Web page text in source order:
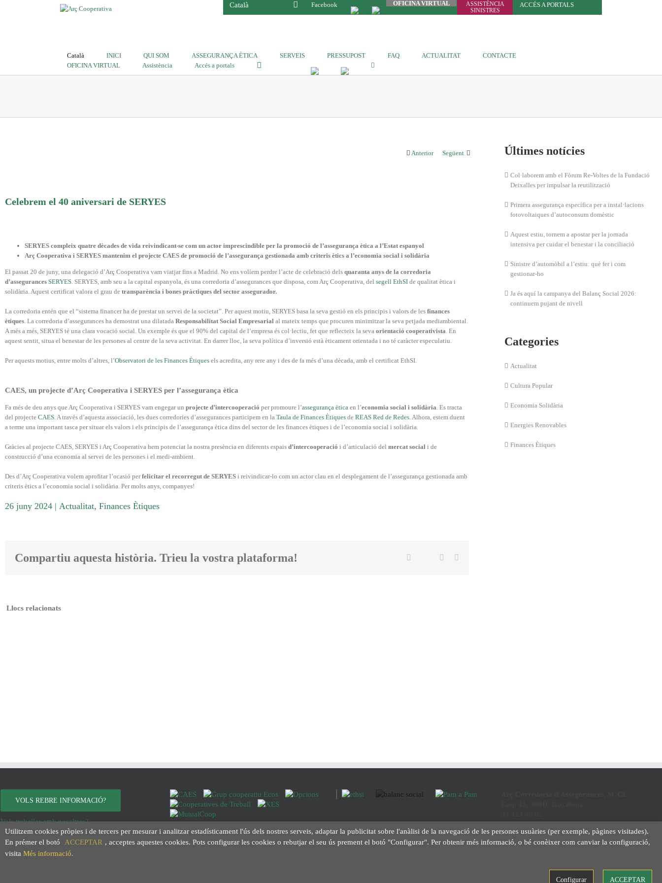
Català Facebook OFICINA VIRTUAL
ASSISTÈNCIA
SINISTRES
ACCÉS A PORTALS
Català INICI QUI SOM ASSEGURANÇA ÈTICA SERVEIS PRESSUPOST FAQ ACTUALITAT
CONTACTE
OFICINA VIRTUAL
Assistència Accés a portals
Anterior Següent
Celebrem el 40 aniversari de SERYES
SERYES compleix quatre dècades de vida reivindicant-se com un actor imprescindible per la promoció de l’assegurança ètica a l’Estat espanyol
Arç Cooperativa i SERYES mantenim el projecte CAES de promoció de l’assegurança gestionada amb criteris ètics a l’economia social i solidària
El passat 20 de juny, una delegació d’Arç Cooperativa vam viatjar fins a Madrid. No ens volíem perdre l’acte de celebració dels quaranta anys de la corredoria
d’assegurances SERYES. SERYES, amb seu a la capital espanyola, és una corredoria d’assegurances que disposa, com Arç Cooperativa, del segell EthSI de qualitat ètica i
solidària. Aquest certificat valora el grau de transparència i bones pràctiques del sector assegurador.
La corredoria entén que el “sistema financer ha de prestar un servei de la societat”. Per aquest motiu, SERYES basa la seva gestió en els principis i valors de les finances
ètiques. La corredoria d’assegurances ha demostrat una dilatada Responsabilitat Social Empresarial al mateix temps que procuren minimitzar la seva petjada mediambiental.
A més a més, SERYES té una clara vocació social. Un exemple és que el 90% del capital de l’empresa és col·lectiu, fet que reflecteix la seva orientació cooperativista. En
aquest sentit, situa el benestar de les persones al centre de la seva activitat. En darrer lloc, la seva política d’inversió està èticament orientada i no té caràcter especulatiu.
Per aquests motius, entre molts d’altres, l’Observatori de les Finances Ètiques els acredita, any rere any i des de fa més d’una dècada, amb el certificat EthSI.
CAES, un projecte d’Arç Cooperativa i SERYES per l’assegurança ètica
Fa més de deu anys que Arç Cooperativa i SERYES vam engegar un projecte d’intercooperació per promoure l’assegurança ètica en l’economia social i solidària. Es tracta
del projecte CAES. A través d’aquesta associació, les dues corredories d’assegurances participem en la Taula de Finances Ètiques de REAS Red de Redes. Alhora, estem duent
a terme una important tasca per situar els valors i els principis de l’assegurança ètica dins del sector de les finances ètiques i de l’economia social i solidària.
Gràcies al projecte CAES, SERYES i Arç Cooperativa hem potenciat la nostra presència en diferents espais d’intercooperació i d’articulació del mercat social i de
construcció d’una economia al servei de les persones i el medi-ambient.
Des d’Arç Cooperativa volem aprofitar l’ocasió perfelicitar el recorregut de SERYES i reivindicar-lo com un actor clau en el desplegament de l’assegurança gestionada amb
criteris ètics a l’economia social i solidària. Per molts anys, companyes!
26 juny 2024 | Actualitat, Finances Ètiques
Compartiu aquesta història. Trieu la vostra plataforma! Facebook
TwitterLinkedin
Llocs relacionats
Últimes notícies
Col·laborem amb el Fòrum Re-Voltes de la Fundació
Deixalles per impulsar la reutilització
Primera assegurança específica per a instal·lacions
fotovoltaiques d’autoconsum domèstic
Aquest estiu, tornem a apostar per la jornada
intensiva per cuidar el benestar i la conciliació
Sinistre d’automòbil a l’estiu: què fer i com
gestionar-ho
Ja és aquí la campanya del Balanç Social 2026:
continuem pujant de nivell
Categories
Actualitat
Cultura Popular
Economia Solidària
Energies Renovables
Finances Ètiques
VOLS REBRE INFORMACIÓ?
Vols treballar amb nosaltres?
Avís legal
Política de privacitat
Política de cookies
info@arc.coop
Utilitzem cookies pròpies i de tercers per mesurar i analitzar estadísticament l'ús dels nostres serveis, adaptar la publicitat sobre l'anàlisi de la navegació de les persones usuàries (per exemple, pàgines visitades).
En prémer el botó
ACCEPTAR , acceptes aquestes cookies. Pots configurar les cookies o rebutjar el seu ús prement el botó "Configurar". Per obtenir més informació, o bé conèixer com canviar la configuració,
visita Més informació.
Configurar ACCEPTAR